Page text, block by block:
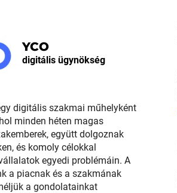
YCO
digitális ügynökség
digitális szakmai műhelyként
minden héten magas
együtt dolgoznak
és komoly célokkal
egyedi problémáin. A
a piacnak és a szakmának
a gondolatainkat